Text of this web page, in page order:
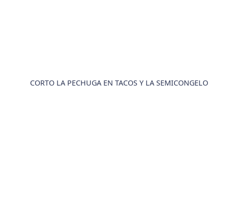
CORTO LA PECHUGA EN TACOS Y LA SEMICONGELO